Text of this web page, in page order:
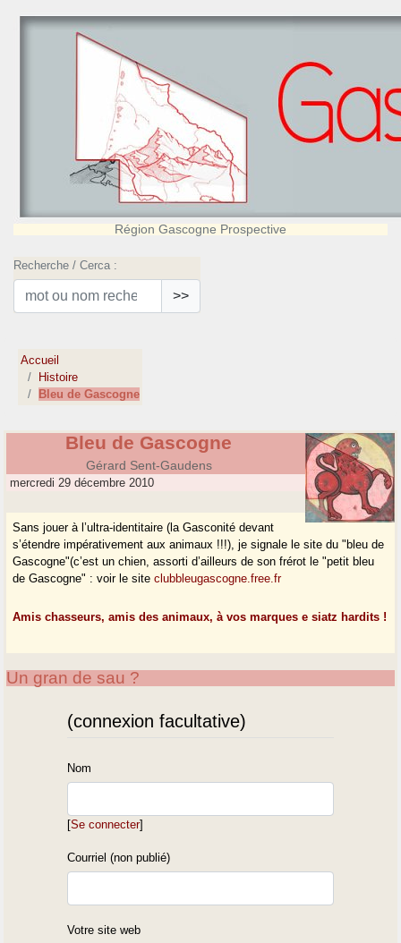
Région Gascogne Prospective
Recherche / Cerca :
>>
Accueil
Histoire
Bleu de Gascogne
Bleu de Gascogne
Gérard Sent-Gaudens
mercredi 29 décembre 2010
Sans jouer à l’ultra-identitaire (la Gasconité devant
s’étendre impérativement aux animaux !!!), je signale le site du "bleu de
Gascogne"(c’est un chien, assorti d’ailleurs de son frérot le "petit bleu
de Gascogne" : voir le siteclubbleugascogne.free.fr
Amis chasseurs, amis des animaux, à vos marques e siatz hardits !
Un gran de sau ?
(connexion facultative)
Nom
[Se connecter]
Courriel (non publié)
Votre site web